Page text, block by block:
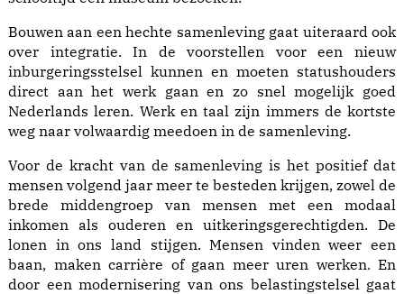
Bouwen aan een hechte samenleving gaat uiteraard ook
over integratie. In de voorstellen voor een nieuw
inburgeringsstelsel kunnen en moeten statushouders
direct aan het werk gaan en zo snel mogelijk goed
Nederlands leren. Werk en taal zijn immers de kortste
weg naar volwaardig meedoen in de samenleving.
Voor de kracht van de samenleving is het positief dat
mensen volgend jaar meer te besteden krijgen, zowel de
brede middengroep van mensen met een modaal
inkomen als ouderen en uitkeringsgerechtigden. De
lonen in ons land stijgen. Mensen vinden weer een
baan, maken carrière of gaan meer uren werken. En
door een modernisering van ons belastingstelsel gaat